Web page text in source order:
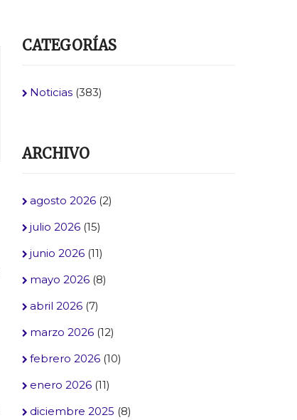
CATEGORÍAS
Noticias (383)
ARCHIVO
agosto 2026 (2)
julio 2026 (15)
junio 2026 (11)
mayo 2026 (8)
abril 2026 (7)
marzo 2026 (12)
febrero 2026 (10)
enero 2026 (11)
diciembre 2025 (8)